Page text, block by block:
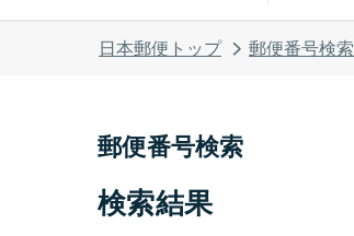
日本郵便トップ 郵便番号検索
郵便番号検索
検索結果